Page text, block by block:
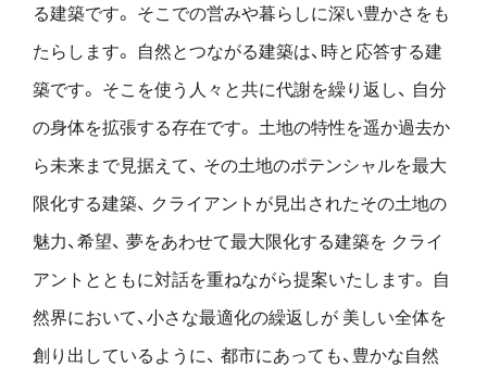
る建築です。 そこでの営みや暮らしに深い豊かさをも
たらします。
自然とつながる建築は、時と応答する建
築です。 そこを使う人々と共に代謝を繰り返し、 自分
の身体を拡張する存在です。 土地の特性を遥か過去か
ら未来まで見据えて、 その土地のポテンシャルを最大
限化する建築、 クライアントが見出されたその土地の
魅力、希望、 夢をあわせて最大限化する建築を クライ
アントとともに対話を重ねながら提案いたします。
自
然界において、小さな最適化の繰返しが 美しい全体を
創り出しているように、 都市にあっても、豊かな自然